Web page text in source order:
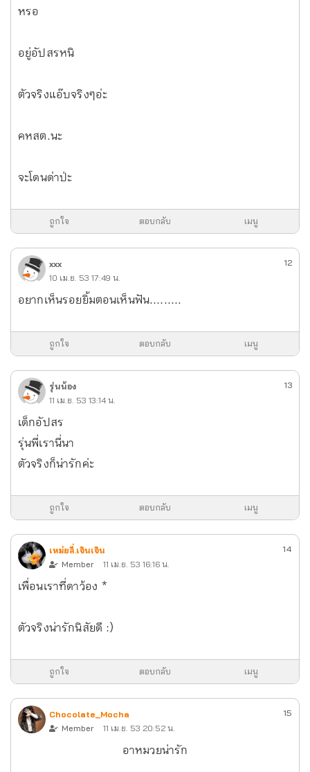
หรอ
อยู่อัปสรหนิ
ตัวจริงแอ๊บจริงๆอ่ะ
คหสต.นะ
จะโดนด่าป่ะ
ถูกใจ ตอบกลับ เมนู
xxx
10 เม.ย. 53 17:49 น.
12
อยากเห็นรอยยิ้มตอนเห็นฟัน.........
ถูกใจ ตอบกลับ เมนู
รุ่นน้อง
11 เม.ย. 53 13:14 น.
13
เด็กอัปสร
รุ่นพี่เรานี่นา
ตัวจริงก็น่ารักค่ะ
ถูกใจ ตอบกลับ เมนู
เหม่ยลี่.เจินเจิน
Member
11 เม.ย. 53 16:16 น.
14
เพื่อนเราที่ดาว้อง *
ตัวจริงน่ารักนิสัยดี :)
ถูกใจ ตอบกลับ เมนู
Chocolate_Mocha
Member
11 เม.ย. 53 20:52 น.
15
อาหมวยน่ารัก